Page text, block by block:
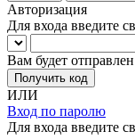
Авторизация
Для входа введите
Вам будет
Получить код
ИЛИ
Вход по паролю
Для входа введите